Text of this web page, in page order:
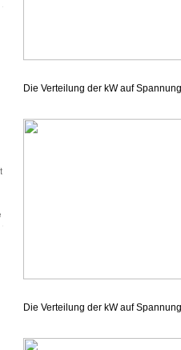
Die Verteilung der kW auf
Die Verteilung der kW auf